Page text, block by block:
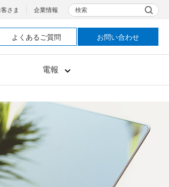
電報
さま 企業情報 検索
よくあるご質問 お問い合わせ